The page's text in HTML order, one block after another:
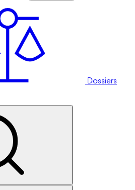
Dossiers